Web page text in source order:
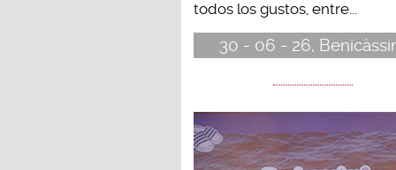
todos los gustos, entre...
30 - 06 - 26,